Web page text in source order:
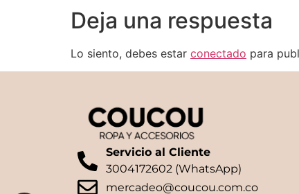
Deja una respuesta
Lo siento, debes estar conectado para
Servicio al Cliente
3004172602 (WhatsApp)
mercadeo@coucou.com.co